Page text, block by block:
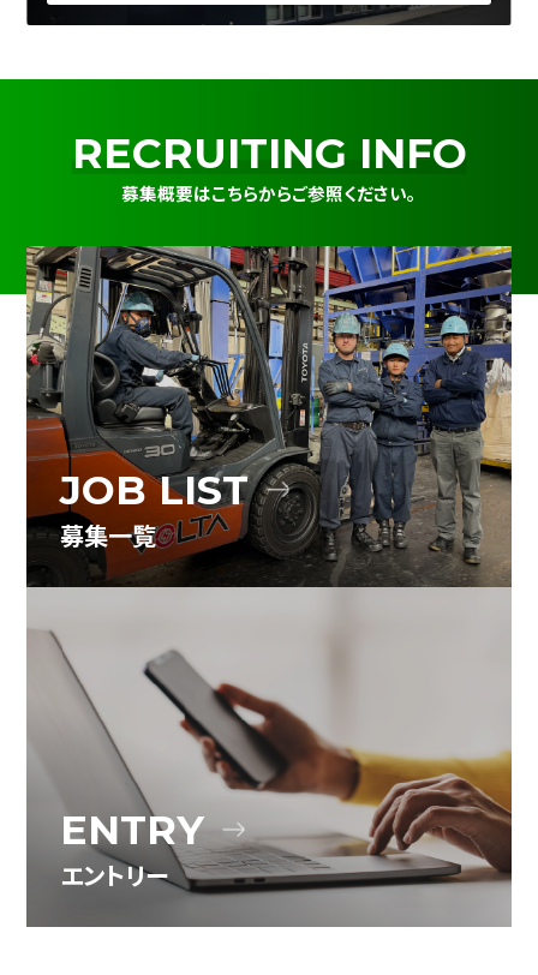
RECRUITING INFO
募集概要はこちらからご参照ください。
JOB LIST
募集一覧
ENTRY
エントリー